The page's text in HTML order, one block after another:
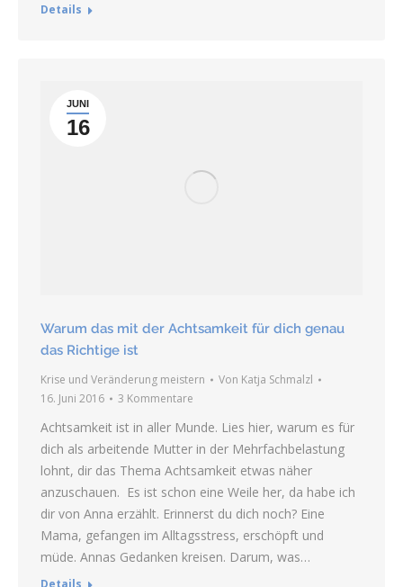
Details
JUNI
16
Warum das mit der Achtsamkeit für dich genau
das Richtige ist
Krise und Veränderung meistern Von Katja Schmalzl
16. Juni 2016
3 Kommentare
Achtsamkeit ist in aller Munde. Lies hier, warum es für
dich als arbeitende Mutter in der Mehrfachbelastung
lohnt, dir das Thema Achtsamkeit etwas näher
anzuschauen. Es ist schon eine Weile her, da habe ich
dir von Anna erzählt. Erinnerst du dich noch? Eine
Mama, gefangen im Alltagsstress, erschöpft und
müde. Annas Gedanken kreisen. Darum, was…